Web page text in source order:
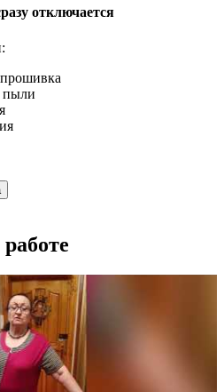
отключается
пыли